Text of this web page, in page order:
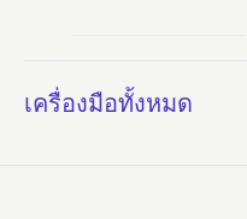
เครื่องมือทั้งหมด